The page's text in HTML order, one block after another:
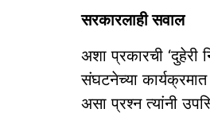
सरकारलाही सवाल
अशा प्रकारची ‘दुहेरी
संघटनेच्या
असा प्रश्न त्यांनी